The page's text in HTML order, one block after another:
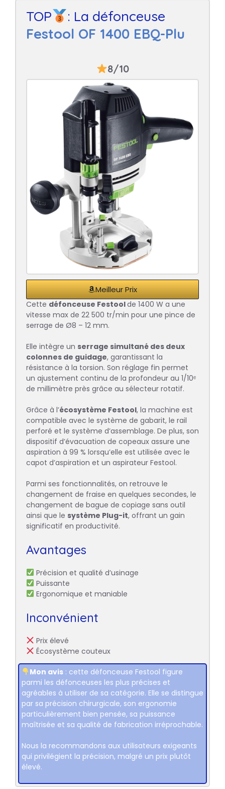
TOP
: La défonceuse
Festool OF 1400 EBQ-Plu
8/10
Meilleur Prix
Cette défonceuse Festoolde 1400 W a une
vitesse max de 22 500 tr/min pour une pince de
serrage de Ø8 – 12 mm.
Elle intègre un serrage simultané des deux
colonnes de guidage, garantissant la
résistance à la torsion. Son réglage fin permet
un ajustement continu de la profondeur au 1/10ᵉ
de millimètre près grâce au sélecteur rotatif.
Grâce à l’écosystème Festool, la machine est
compatible avec le système de gabarit, le rail
perforé et le système d’assemblage. De plus, son
dispositif d’évacuation de copeaux assure une
aspiration à 99 % lorsqu’elle est utilisée avec le
capot d’aspiration et un aspirateur Festool.
Parmi ses fonctionnalités, on retrouve le
changement de fraise en quelques secondes, le
changement de bague de copiage sans outil
ainsi que le système Plug-it, offrant un gain
significatif en productivité.
Avantages
Précision et qualité d’usinage
Puissante
Ergonomique et maniable
Inconvénient
Prix élevé
Écosystème couteux
Mon avis: cette défonceuse Festool figure
parmi les défonceuses les plus précises et
agréables à utiliser de sa catégorie. Elle se distingue
par sa précision chirurgicale, son ergonomie
particulièrement bien pensée, sa puissance
maîtrisée et sa qualité de fabrication irréprochable.
Nous la recommandons aux utilisateurs exigeants
qui privilégient la précision, malgré un prix plutôt
élevé.